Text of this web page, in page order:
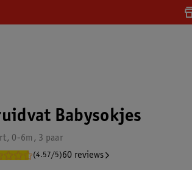
Babysokjes
0-6m, 3 paar
(4.57/5)60 reviews